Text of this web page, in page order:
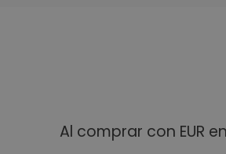
Al comprar con EUR